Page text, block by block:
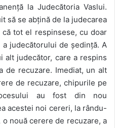
la Judecătoria Vaslui.
să se abțină de la judecarea
tot el respinsese, cu doar
judecătorului de ședință. A
alt judecător, care a respins
de recuzare. Imediat, un alt
de recuzare, chipurile pe
au fost din nou
acestei noi cereri, la rându-
nouă cerere de recuzare, a